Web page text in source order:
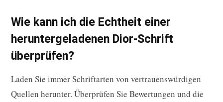
Wie kann ich die Echtheit einer
heruntergeladenen Dior-Schrift
überprüfen?
Laden Sie immer Schriftarten von vertrauenswürdigen
Quellen herunter. Überprüfen Sie Bewertungen und die